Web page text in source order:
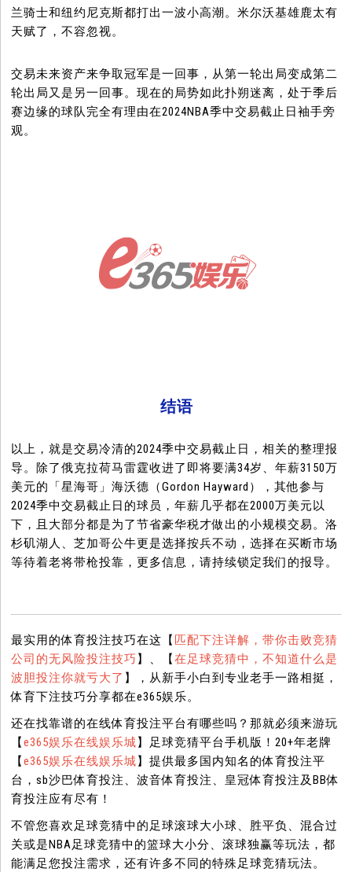
兰骑士和纽约尼克斯都打出一波小高潮。米尔沃基雄鹿太有
天赋了，不容忽视。
交易未来资产来争取冠军是一回事，从第一轮出局变成第二
轮出局又是另一回事。现在的局势如此扑朔迷离，处于季后
赛边缘的球队完全有理由在2024NBA季中交易截止日袖手旁
观。
结语
以上，就是交易冷清的2024季中交易截止日，相关的整理报
导。除了俄克拉荷马雷霆收进了即将要满34岁、年薪3150万
美元的「星海哥」海沃德（Gordon Hayward），其他参与
2024季中交易截止日的球员，年薪几乎都在2000万美元以
下，且大部分都是为了节省豪华税才做出的小规模交易。洛
杉矶湖人、芝加哥公牛更是选择按兵不动，选择在买断市场
等待着老将带枪投靠，更多信息，请持续锁定我们的报导。
最实用的体育投注技巧在这【 匹配下注详解，带你击败竞猜
公司的无风险投注技巧 】、【在足球竞猜中，不知道什么是
波胆投注你就亏大了 】，从新手小白到专业老手一路相挺，
体育下注技巧分享都在e365娱乐。
还在找靠谱的在线体育投注平台有哪些吗？那就必须来游玩
【e365娱乐在线娱乐城 】足球竞猜平台手机版！20+年老牌
【e365娱乐在线娱乐城 】提供最多国内知名的体育投注平
台，sb沙巴体育投注、波音体育投注、皇冠体育投注及BB体
育投注应有尽有！
不管您喜欢足球竞猜中的足球滚球大小球、胜平负、混合过
关或是NBA足球竞猜中的篮球大小分、滚球独赢等玩法，都
能满足您投注需求，还有许多不同的特殊足球竞猜玩法。